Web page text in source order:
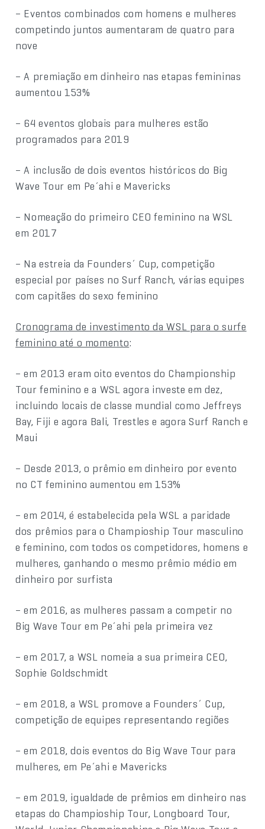
– Eventos combinados com homens e mulheres
competindo juntos aumentaram de quatro para
nove
– A premiação em dinheiro nas etapas femininas
aumentou 153%
– 64 eventos globais para mulheres estão
programados para 2019
– A inclusão de dois eventos históricos do Big
Wave Tour em Pe´ahi e Mavericks
– Nomeação do primeiro CEO feminino na WSL
em 2017
– Na estreia da Founders´ Cup, competição
especial por países no Surf Ranch, várias equipes
com capitães do sexo feminino
Cronograma de investimento da WSL para o surfe
feminino até o momento:
– em 2013 eram oito eventos do Championship
Tour feminino e a WSL agora investe em dez,
incluindo locais de classe mundial como Jeffreys
Bay, Fiji e agora Bali, Trestles e agora Surf Ranch e
Maui
– Desde 2013, o prêmio em dinheiro por evento
no CT feminino aumentou em 153%
– em 2014, é estabelecida pela WSL a paridade
dos prêmios para o Champioship Tour masculino
e feminino, com todos os competidores, homens e
mulheres, ganhando o mesmo prêmio médio em
dinheiro por surfista
– em 2016, as mulheres passam a competir no
Big Wave Tour em Pe´ahi pela primeira vez
– em 2017, a WSL nomeia a sua primeira CEO,
Sophie Goldschmidt
– em 2018, a WSL promove a Founders´ Cup,
competição de equipes representando regiões
– em 2018, dois eventos do Big Wave Tour para
mulheres, em Pe´ahi e Mavericks
– em 2019, igualdade de prêmios em dinheiro nas
etapas do Champioship Tour, Longboard Tour,